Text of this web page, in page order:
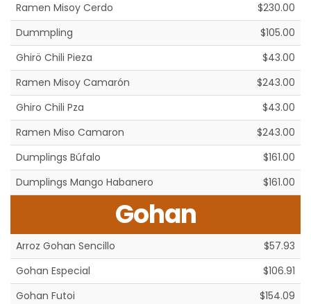
Ramen Misoy Cerdo
$230.00
Dummpling
$105.00
Ghirö Chili Pieza
$43.00
Ramen Misoy Camarón
$243.00
Ghiro Chili Pza
$43.00
Ramen Miso Camaron
$243.00
Dumplings Búfalo
$161.00
Dumplings Mango Habanero
$161.00
Gohan
Arroz Gohan Sencillo
$57.93
Gohan Especial
$106.91
Gohan Futoi
$154.09